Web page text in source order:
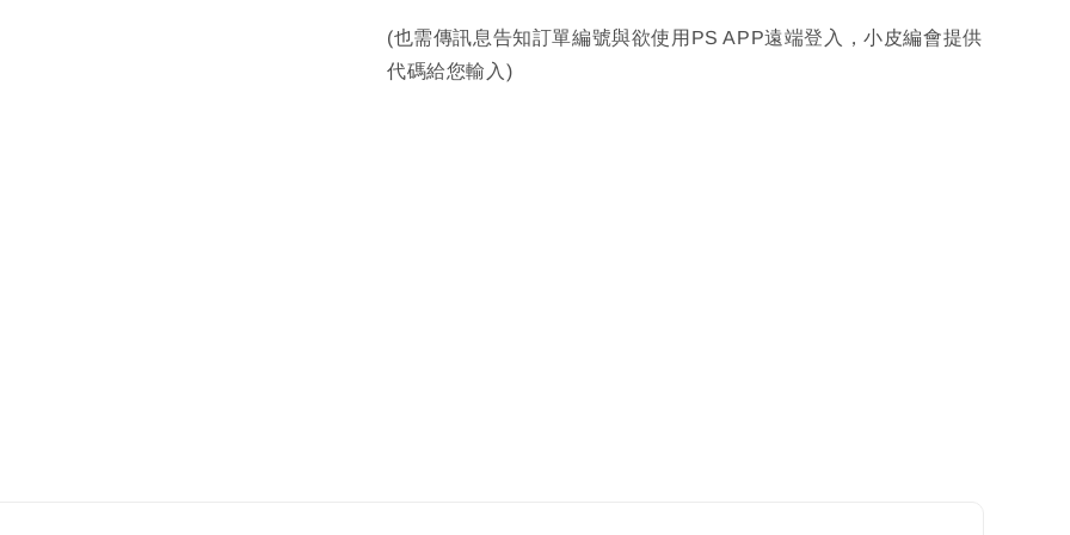
(也需傳訊息告知訂單編號與欲使用PS APP遠端登入，小皮編會提供
代碼給您輸入)